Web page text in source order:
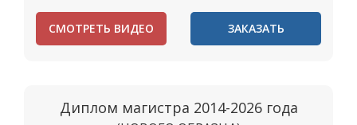
СМОТРЕТЬ ВИДЕО ЗАКАЗАТЬ
Диплом магистра 2014-2026 года